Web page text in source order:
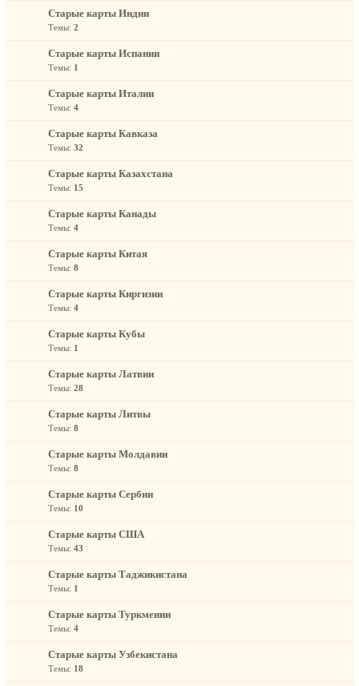
Старые карты Индии
Темы: 2
Старые карты Испании
Темы: 1
Старые карты Италии
Темы: 4
Старые карты Кавказа
Темы: 32
Старые карты Казахстана
Темы: 15
Старые карты Канады
Темы: 4
Старые карты Китая
Темы: 8
Старые карты Киргизии
Темы: 4
Старые карты Кубы
Темы: 1
Старые карты Латвии
Темы: 28
Старые карты Литвы
Темы: 8
Старые карты Молдавии
Темы: 8
Старые карты Сербии
Темы: 10
Старые карты США
Темы: 43
Старые карты Таджикистана
Темы: 1
Старые карты Туркмении
Темы: 4
Старые карты Узбекистана
Темы: 18